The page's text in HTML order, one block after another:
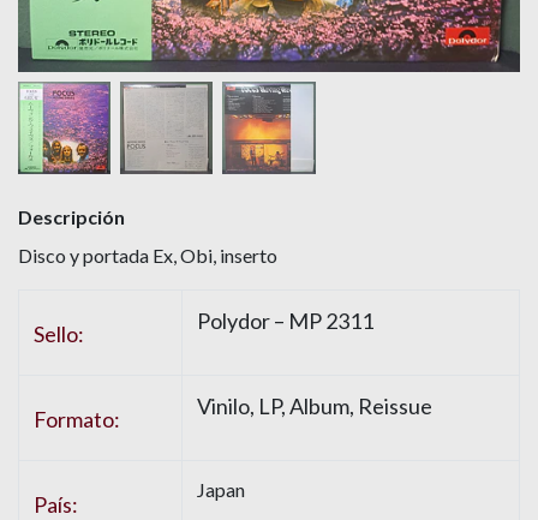
Descripción
Disco y portada Ex, Obi, inserto
Sello: Polydor – MP 2311
Formato: Vinilo, LP, Album, Reissue
País:
Japan